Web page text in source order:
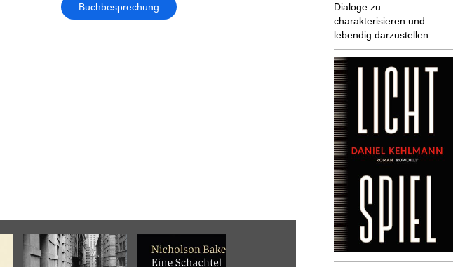
Buchbesprechung
Dialoge zu
charakterisieren und
lebendig darzustellen.